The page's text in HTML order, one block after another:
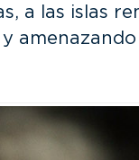
a las islas